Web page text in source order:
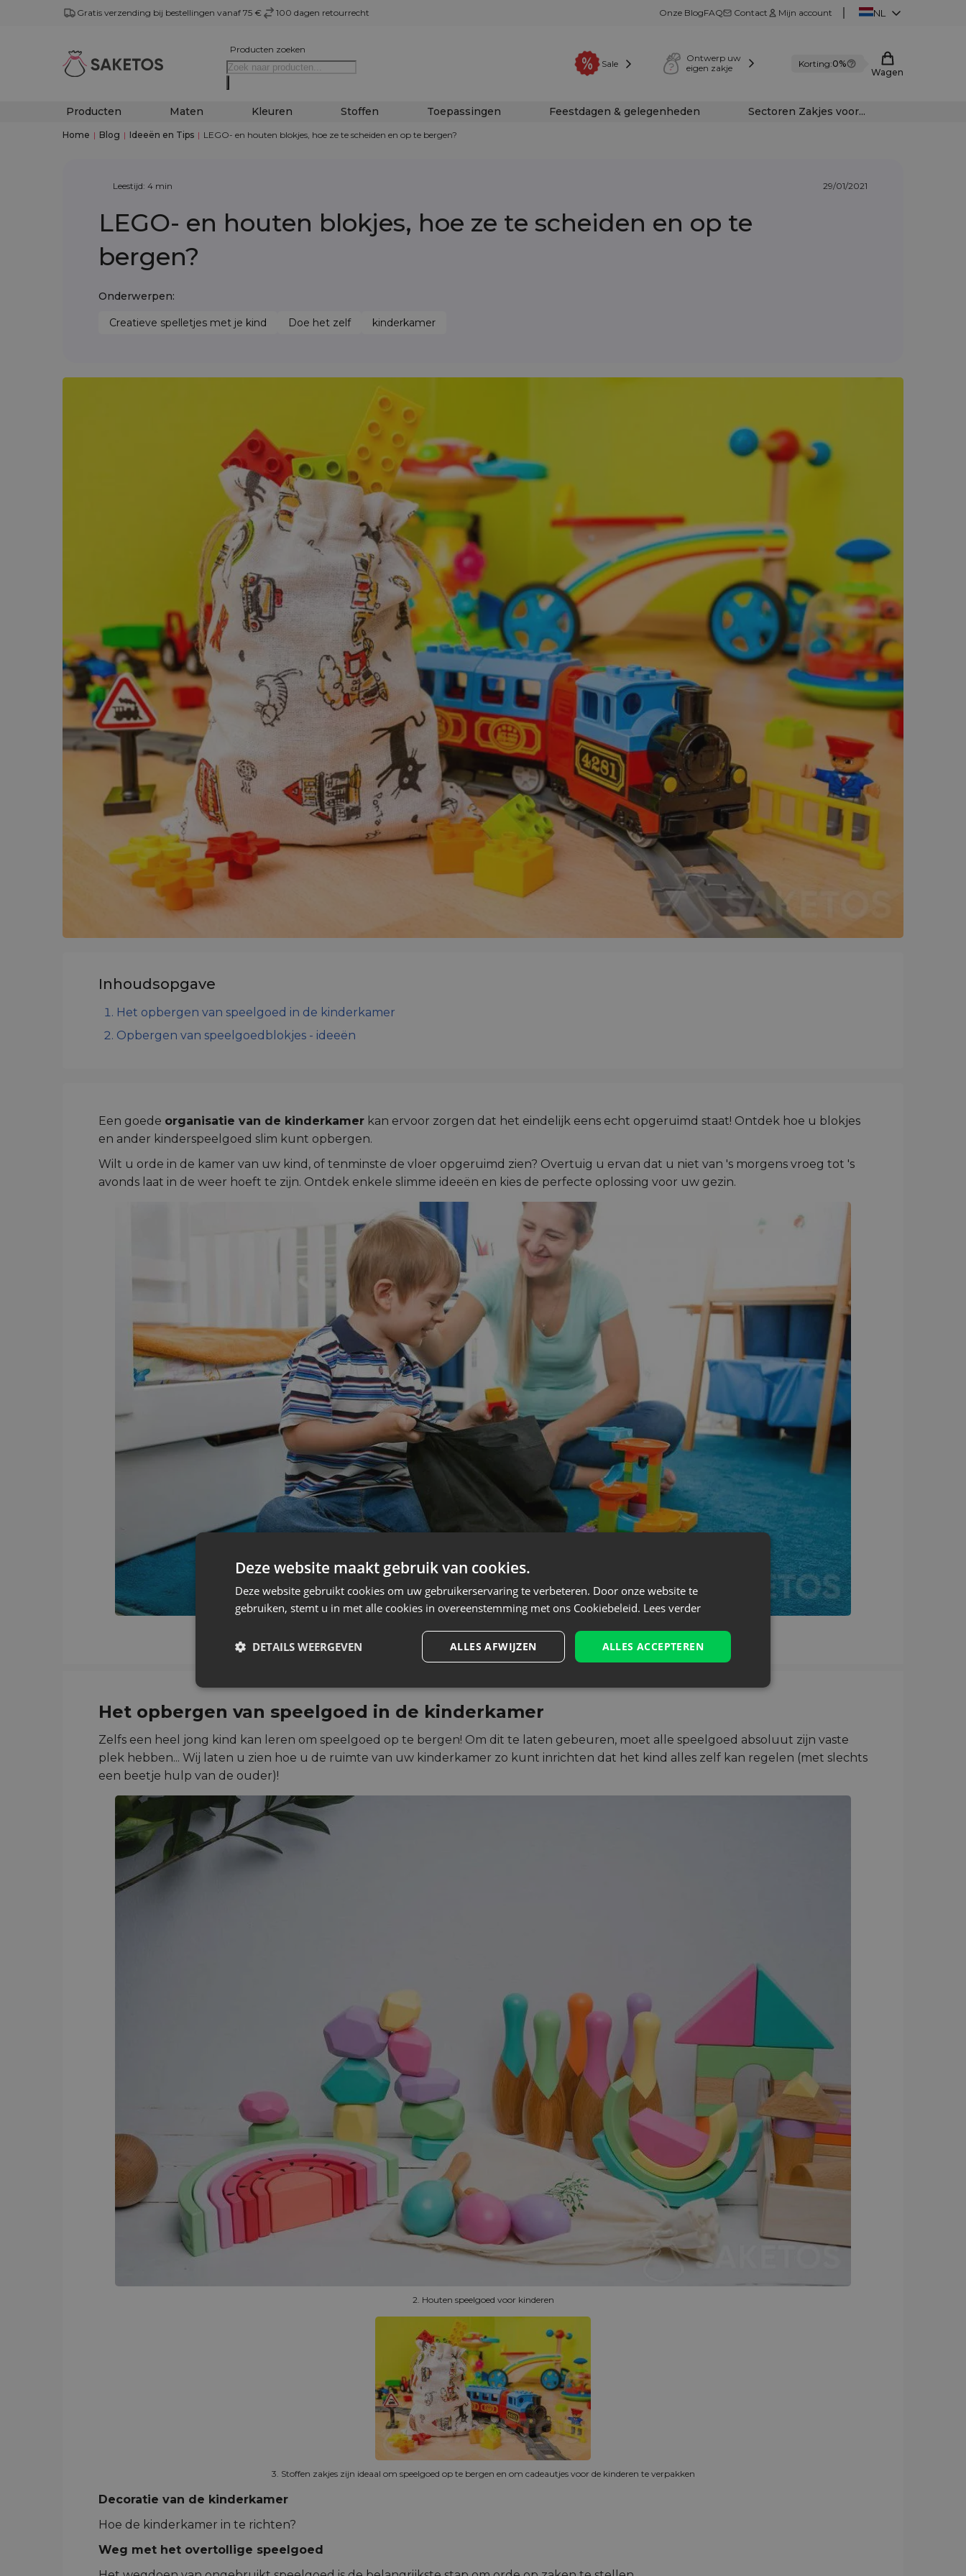
Gratis verzending bij bestellingen vanaf 75 € 100 dagen retourrecht Onze BlogFAQ Contact Mijn account NL
Producten zoeken
Sale
Ontwerp uw
eigen zakje
Korting:0%
Wagen
Producten Maten Kleuren Stoffen Toepassingen Feestdagen & gelegenheden Sectoren Zakjes voor...
Home | Blog | Ideeën en Tips | LEGO- en houten blokjes, hoe ze te scheiden en op te bergen?
Leestijd: 4 min 29/01/2021
LEGO- en houten blokjes, hoe ze te scheiden en op te
bergen?
Onderwerpen:
Creatieve spelletjes met je kind Doe het zelf kinderkamer
Inhoudsopgave
Het opbergen van speelgoed in de kinderkamer
Opbergen van speelgoedblokjes - ideeën
Een goede organisatie van de kinderkamer kan ervoor zorgen dat het eindelijk eens echt opgeruimd staat! Ontdek hoe u blokjes
en ander kinderspeelgoed slim kunt opbergen.
Wilt u orde in de kamer van uw kind, of tenminste de vloer opgeruimd zien? Overtuig u ervan dat u niet van 's morgens vroeg tot 's
avonds laat in de weer hoeft te zijn. Ontdek enkele slimme ideeën en kies de perfecte oplossing voor uw gezin.
1. Een jongen neemt blokjes uit een stoffen zakje
Het opbergen van speelgoed in de kinderkamer
Zelfs een heel jong kind kan leren om speelgoed op te bergen! Om dit te laten gebeuren, moet alle speelgoed absoluut zijn vaste
plek hebben... Wij laten u zien hoe u de ruimte van uw kinderkamer zo kunt inrichten dat het kind alles zelf kan regelen (met slechts
een beetje hulp van de ouder)!
2. Houten speelgoed voor kinderen
3. Stoffen zakjes zijn ideaal om speelgoed op te bergen en om cadeautjes voor de kinderen te verpakken
Decoratie van de kinderkamer
Hoe de kinderkamer in te richten?
Weg met het overtollige speelgoed
Deze website maakt gebruik van cookies.
Deze website gebruikt cookies om uw gebruikerservaring te verbeteren. Door onze website te
gebruiken, stemt u in met alle cookies in overeenstemming met ons Cookiebeleid. Lees verder
ALLES ACCEPTEREN
ALLES AFWIJZEN
DETAILS WEERGEVEN